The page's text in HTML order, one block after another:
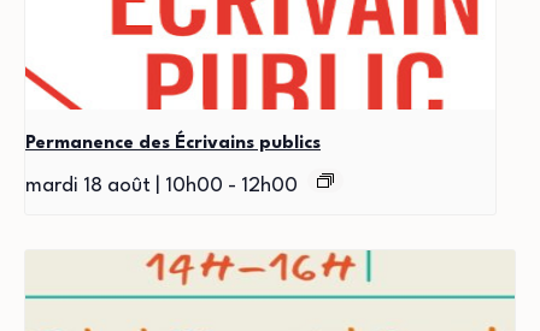
Permanence des Écrivains publics
mardi 18 août | 10h00 - 12h00